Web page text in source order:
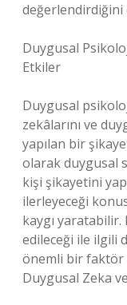
değerlendirdiğini
Duygusal
Etkiler
Duygusal
zekâlarını ve
yapılan bir
olarak duygusal
kişi şikayetini
ilerleyeceği
kaygı yaratabilir.
edileceği ile ilgili
önemli bir faktör
Duygusal Zeka